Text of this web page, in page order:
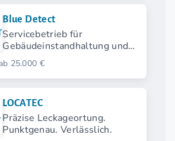
Blue Detect
Servicebetrieb für
Gebäudeinstandhaltung und
Schadensbeseitigung
25.000 €
LOCATEC
Präzise Leckageortung.
Punktgenau. Verlässlich.